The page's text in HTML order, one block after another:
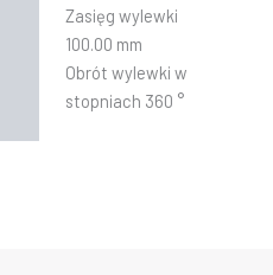
Zasięg wylewki
100.00 mm
Obrót wylewki w
stopniach 360 °